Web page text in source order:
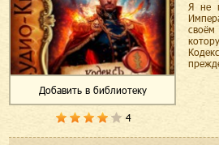
Добавить в библиотеку
4
Я не